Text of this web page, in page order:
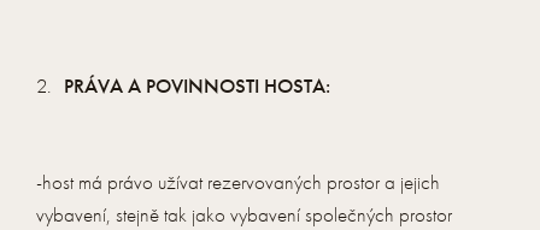
PRÁVA A POVINNOSTI HOSTA:
-host má právo užívat rezervovaných prostor a jejich
vybavení, stejně tak jako vybavení společných prostor